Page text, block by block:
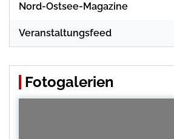
Nord-Ostsee-Magazine
Veranstaltungsfeed
Fotogalerien